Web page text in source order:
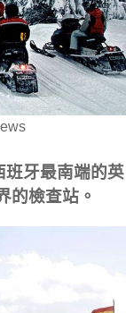
牙最南端的英
的檢查站。